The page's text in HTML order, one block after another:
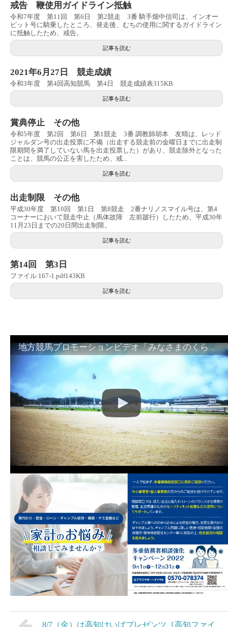
戒告 鞭使用ガイドライン抵触
令和7年度 第11回 第6日 第2競走 3番 騎手畑中信司は、インオー
ビット号に騎乗したところ、発走後、むちの使用に関するガイドライン
に抵触したため、戒告。
記事を読む
2021年6月27日 競走成績
令和3年度 第4回高知競馬 第4日 競走成績表315KB
記事を読む
賞典停止 その他
令和5年度 第2回 第6日 第1競走 3番 調教師胡本 友晴は、レッド
ジャルダン号の出走投票に不備（出走する競走前の金曜日までに出走制
限期間を満了していない馬を出走投票した）があり、競走除外となった
ことは、競馬の公正を害したため、戒...
記事を読む
出走制限 その他
平成30年度 第10回 第1日 第8競走 2番ナリノスマイル号は、第4
コーナーにおいて競走中止（馬体故障 左前跛行）したため、平成30年
11月23日までの20日間出走制限。
記事を読む
第14回 第3日
ファイル 167-1.pdf143KB
記事を読む
地方競馬プロモーションビデオ「みなさまのくらしのために」30秒篇｜NAR公式
8/7（金）は高知けいばプレゼンツ［高知ファイ